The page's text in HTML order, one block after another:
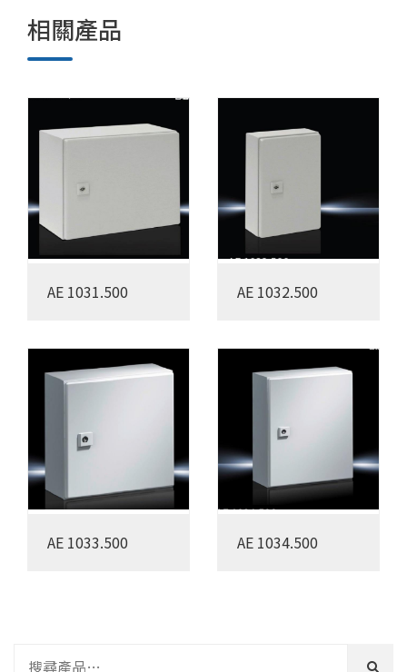
相關產品
AE 1031.500 AE 1032.500
AE 1033.500 AE 1034.500